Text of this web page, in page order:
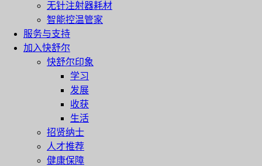
无针注射器耗材
智能控温管家
服务与支持
加入快舒尔
快舒尔印象
学习
发展
收获
生活
招贤纳士
人才推荐
健康保障